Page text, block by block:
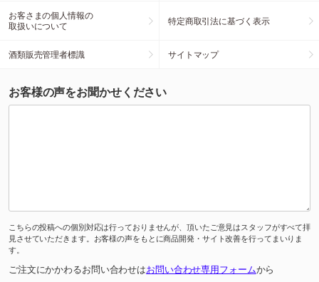
お客さまの個人情報の
取扱いについて
特定商取引法に基づく表示
酒類販売管理者標識 サイトマップ
お客様の声をお聞かせください
こちらの投稿への個別対応は行っておりませんが、頂いたご意見はスタッフがすべて拝
見させていただきます。お客様の声をもとに商品開発・サイト改善を行ってまいりま
す。
ご注文にかかわるお問い合わせはお問い合わせ専用フォームから